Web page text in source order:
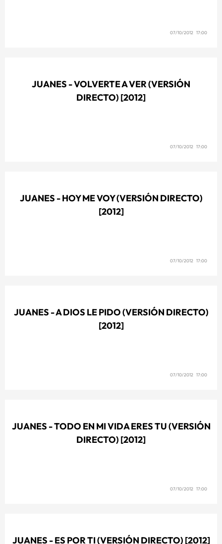
07/10/2012 17:00
JUANES - VOLVERTE A VER (VERSIÓN
DIRECTO) [2012]
07/10/2012 17:00
JUANES - HOY ME VOY (VERSIÓN DIRECTO)
[2012]
07/10/2012 17:00
JUANES - A DIOS LE PIDO (VERSIÓN DIRECTO)
[2012]
07/10/2012 17:00
JUANES - TODO EN MI VIDA ERES TU (VERSIÓN
DIRECTO) [2012]
07/10/2012 17:00
JUANES - ES POR TI (VERSIÓN DIRECTO) [2012]